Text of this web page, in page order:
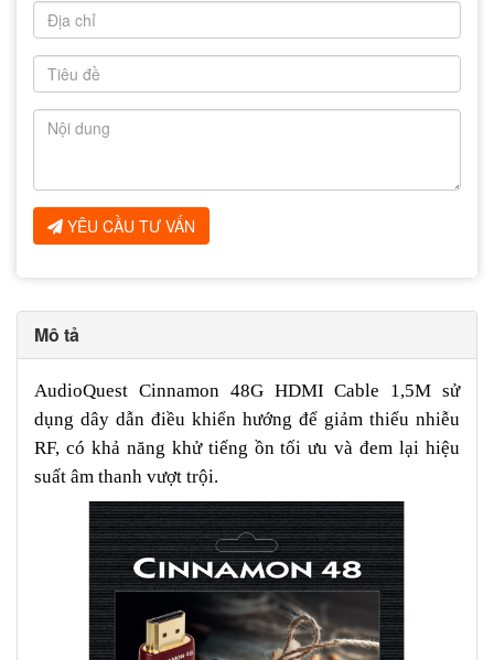
YÊU CẦU TƯ VẤN
Mô tả
AudioQuest Cinnamon 48G HDMI Cable 1,5M sử
dụng dây dẫn điều khiển hướng để giảm thiểu nhiễu
RF, có khả năng khử tiếng ồn tối ưu và đem lại hiệu
suất âm thanh vượt trội.